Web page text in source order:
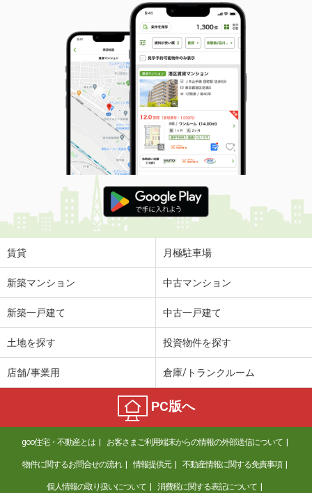
大分県大分市羽屋２丁目
22.35m²
間取り
1K
大分県大分市羽屋２丁目
価 格
4.10万円
住 所
大分県大分市羽屋２丁目
専有面積 22.35m²
間取り
1K
大分県大分市羽屋３丁目
価 格
3.60万円
住 所
大分県大分市羽屋３丁目
専有面積
大分県大分市南太平寺２丁目
4.70万円
大分県大分市南太平寺３丁目
4.20万円
住 所
大分県大分市南太平寺３丁目
専有面積 22.35m²
間取り
1K
大分県大分市南太平寺２丁目
賃貸 月極駐車場
新築マンション 中古マンション
新築一戸建て 中古一戸建て
土地を探す 投資物件を探す
店舗/事業用 倉庫/トランクルーム
PC版へ
goo住宅・不動産とは お客さまご利用端末からの情報の外部送信について
物件に関するお問合せの流れ 情報提供元 不動産情報に関する免責事項
個人情報の取り扱いについて 消費税に関する表記について